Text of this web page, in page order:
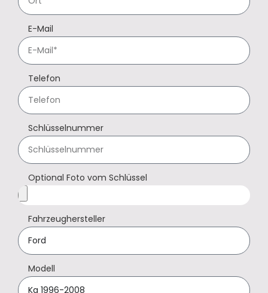
E-Mail
Telefon
Schlüsselnummer
Optional Foto vom Schlüssel
Fahrzeughersteller
Modell